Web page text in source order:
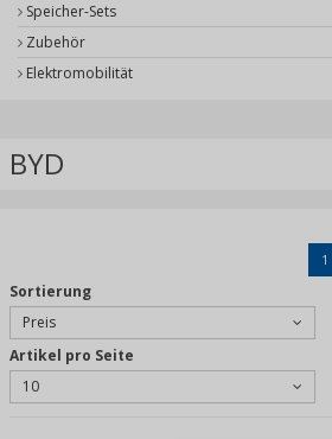
Speicher-Sets
Zubehör
Elektromobilität
BYD
1
Sortierung
Preis
Artikel pro Seite
10